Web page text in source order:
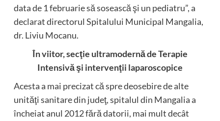
data de 1 februarie să sosească şi un pediatru”, a
declarat directorul Spitalului Municipal Mangalia,
dr. Liviu Mocanu.
În viitor, secţie ultramodernă de Terapie
Intensivă şi intervenţii laparoscopice
Acesta a mai precizat că spre deosebire de alte
unităţi sanitare din judeţ, spitalul din Mangalia a
încheiat anul 2012 fără datorii, mai mult decât